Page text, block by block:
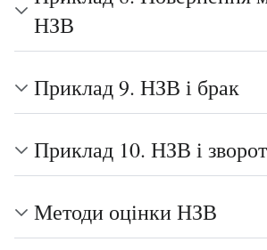
НЗВ
Приклад 9. НЗВ і брак
Приклад 10. НЗВ і
Методи оцінки НЗВ